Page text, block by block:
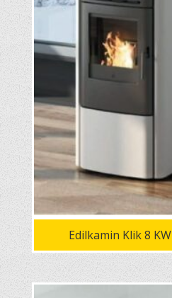
Edilkamin Klik 8 KW